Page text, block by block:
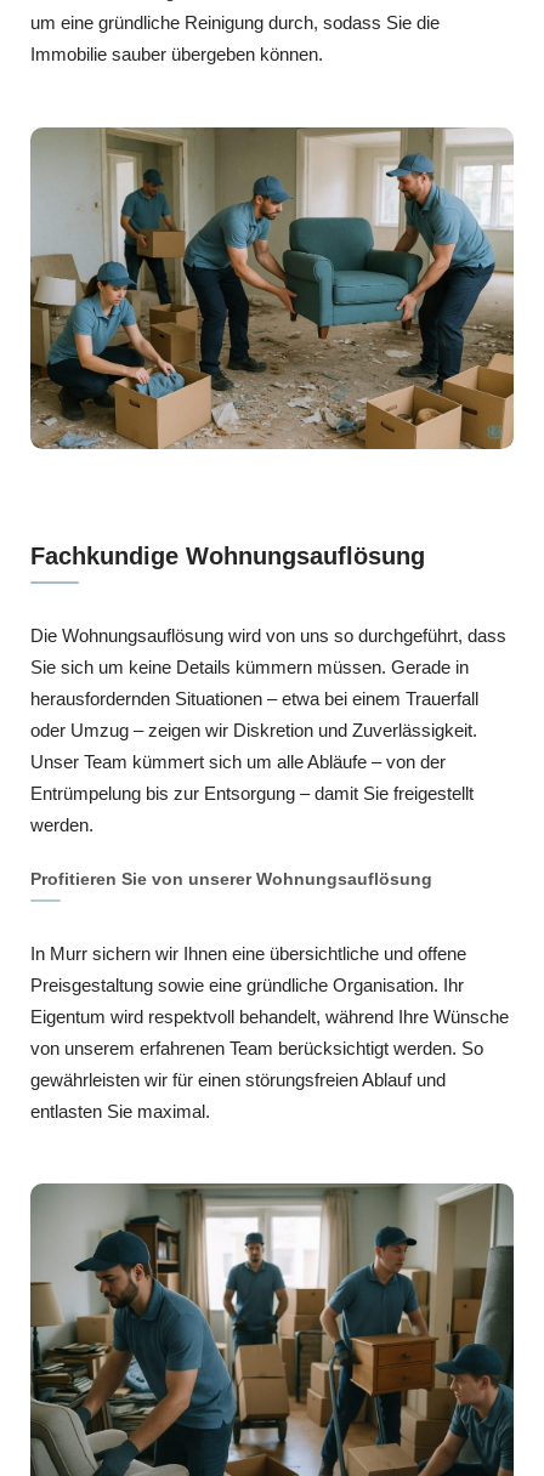
um eine gründliche Reinigung durch, sodass Sie die
Immobilie sauber übergeben können.
Fachkundige Wohnungsauflösung
Die Wohnungsauflösung wird von uns so durchgeführt, dass
Sie sich um keine Details kümmern müssen. Gerade in
herausfordernden Situationen – etwa bei einem Trauerfall
oder Umzug – zeigen wir Diskretion und Zuverlässigkeit.
Unser Team kümmert sich um alle Abläufe – von der
Entrümpelung bis zur Entsorgung – damit Sie freigestellt
werden.
Profitieren Sie von unserer Wohnungsauflösung
In Murr sichern wir Ihnen eine übersichtliche und offene
Preisgestaltung sowie eine gründliche Organisation. Ihr
Eigentum wird respektvoll behandelt, während Ihre Wünsche
von unserem erfahrenen Team berücksichtigt werden. So
gewährleisten wir für einen störungsfreien Ablauf und
entlasten Sie maximal.